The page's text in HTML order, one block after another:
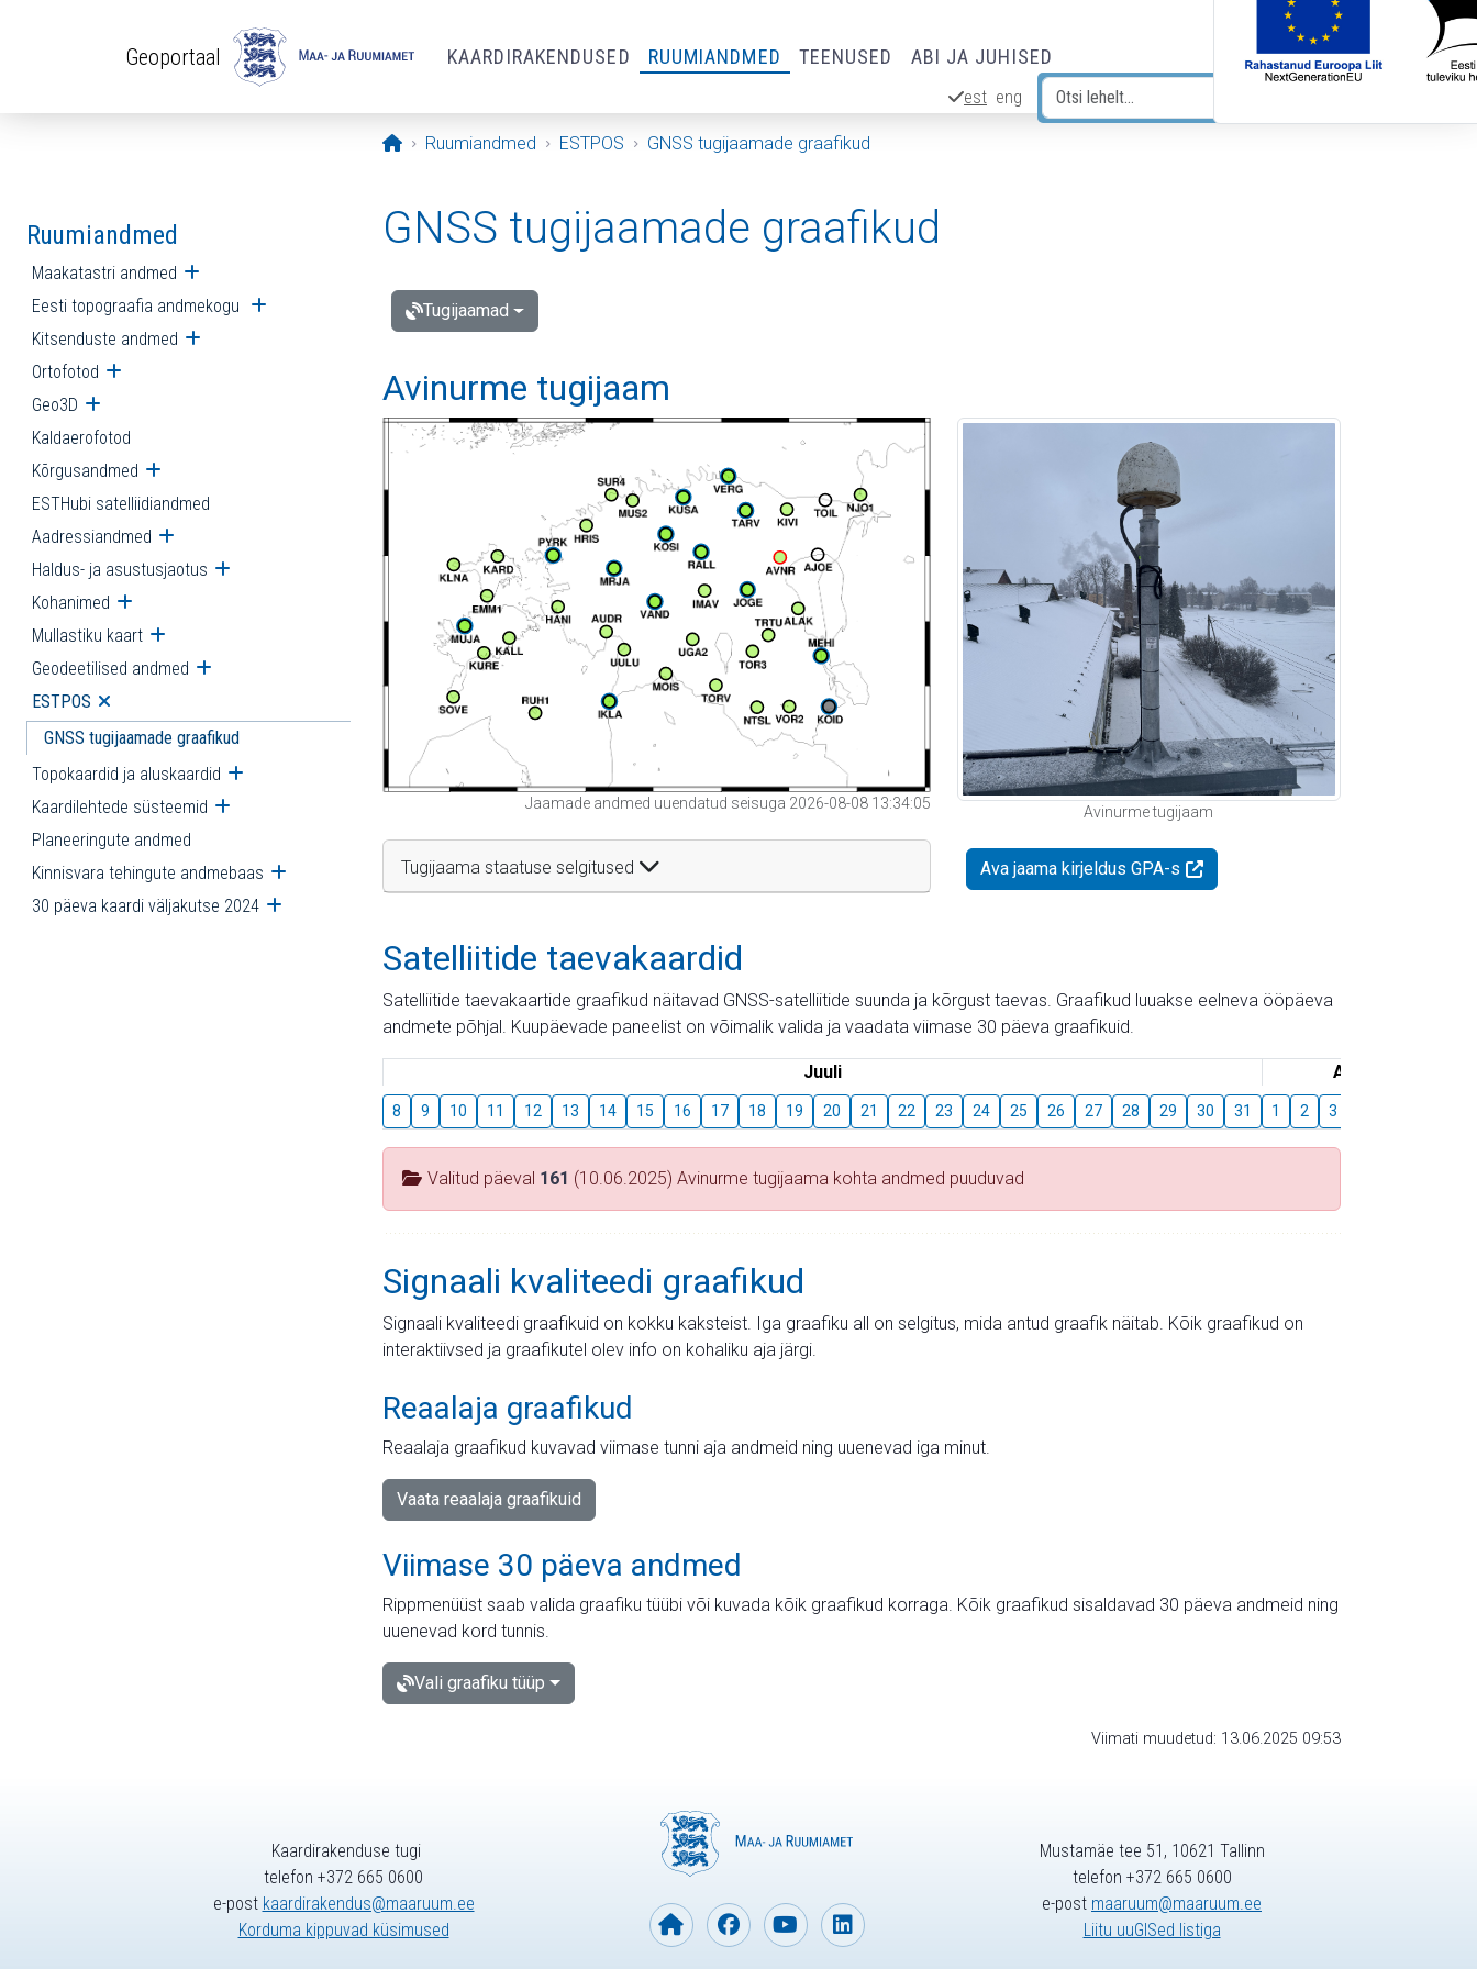
Geoportaal KAARDIRAKENDUSED RUUMIANDMED TEENUSED ABI JA JUHISED
est eng
Avaleht
Ruumiandmed ESTPOS GNSS tugijaamade graafikud
Ruumiandmed
Maakatastri andmed Ava alammenüü
Eesti topograafia andmekogu Ava alammenüü
Kitsenduste andmed Ava alammenüü
Ortofotod Ava alammenüü
Geo3D Ava alammenüü
Kaldaerofotod
Kõrgusandmed Ava alammenüü
ESTHubi satelliidiandmed
Aadressiandmed Ava alammenüü
Haldus- ja asustusjaotus Ava alammenüü
Kohanimed Ava alammenüü
Mullastiku kaart Ava alammenüü
Geodeetilised andmed Ava alammenüü
ESTPOS Ava alammenüü
GNSS tugijaamade graafikud
Topokaardid ja aluskaardid Ava alammenüü
Kaardilehtede süsteemid Ava alammenüü
Planeeringute andmed
Kinnisvara tehingute andmebaas Ava alammenüü
30 päeva kaardi väljakutse 2024 Ava alammenüü
GNSS tugijaamade graafikud
Tugijaamad
Avinurme tugijaam
Jaamade andmed uuendatud seisuga 2026-08-08 13:34:05
Tugijaama staatuse selgitused
Avinurme tugijaam
Ava jaama kirjeldus GPA-s
Satelliitide taevakaardid
Satelliitide taevakaartide graafikud näitavad GNSS-satelliitide suunda ja kõrgust taevas. Graafikud luuakse eelneva ööpäeva
andmete põhjal. Kuupäevade paneelist on võimalik valida ja vaadata viimase 30 päeva graafikuid.
Juuli August
8 9 10 11 12 13 14 15 16 17 18 19 20 21 22 23 24 25 26 27 28 29 30 31 1 2 3
Valitud päeval 161 (10.06.2025) Avinurme tugijaama kohta andmed puuduvad
Signaali kvaliteedi graafikud
Signaali kvaliteedi graafikuid on kokku kaksteist. Iga graafiku all on selgitus, mida antud graafik näitab. Kõik graafikud on
interaktiivsed ja graafikutel olev info on kohaliku aja järgi.
Reaalaja graafikud
Reaalaja graafikud kuvavad viimase tunni aja andmeid ning uuenevad iga minut.
Vaata reaalaja graafikuid
Viimase 30 päeva andmed
Rippmenüüst saab valida graafiku tüübi või kuvada kõik graafikud korraga. Kõik graafikud sisaldavad 30 päeva andmeid ning
uuenevad kord tunnis.
Vali graafiku tüüp
Viimati muudetud: 13.06.2025 09:53
Kaardirakenduse tugi
telefon +372 665 0600
e-post kaardirakendus@maaruum.ee
Korduma kippuvad küsimused
Mustamäe tee 51, 10621 Tallinn
telefon +372 665 0600
e-post maaruum@maaruum.ee
Liitu uuGISed listiga